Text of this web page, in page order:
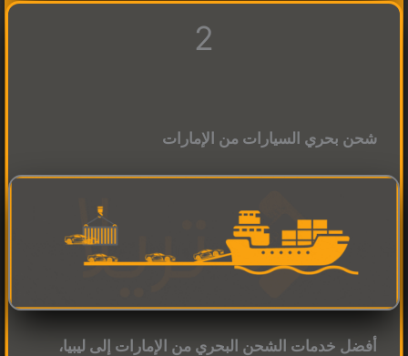
2
شحن بحري السيارات من الإمارات
أفضل خدمات الشحن البحري من الإمارات إلى ليبيا،